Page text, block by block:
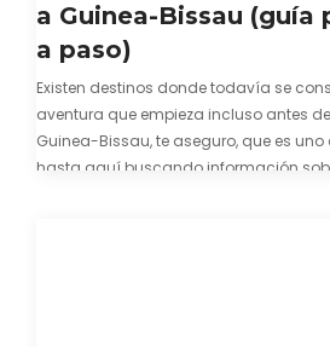
a Guinea-Bissau (guía
a paso)
Existen destinos donde todavía se
aventura que empieza incluso antes
Guinea-Bissau, te aseguro, que es
hasta aquí buscando información